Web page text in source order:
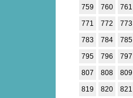
759
760 761
771
772 773
783
784 785
795
796 797
807
808 809
819
820 821